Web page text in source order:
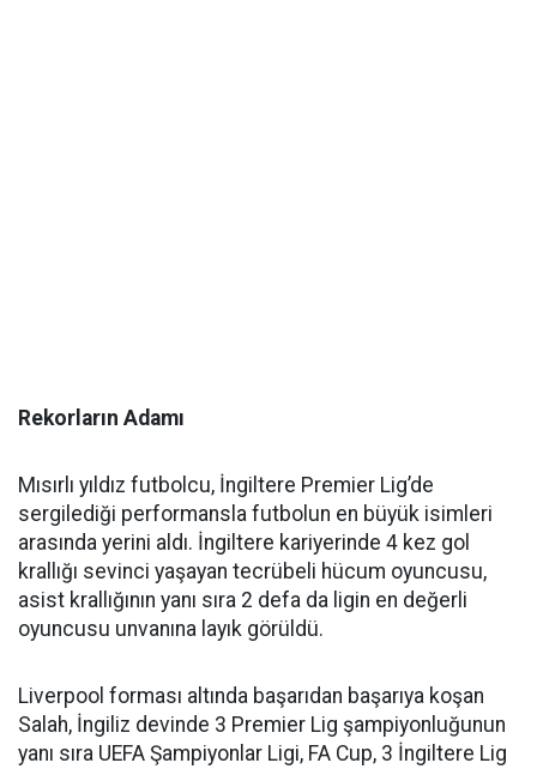
Rekorların Adamı
Mısırlı yıldız futbolcu, İngiltere Premier Lig’de
sergilediği performansla futbolun en büyük isimleri
arasında yerini aldı. İngiltere kariyerinde 4 kez gol
krallığı sevinci yaşayan tecrübeli hücum oyuncusu,
asist krallığının yanı sıra 2 defa da ligin en değerli
oyuncusu unvanına layık görüldü.
Liverpool forması altında başarıdan başarıya koşan
Salah, İngiliz devinde 3 Premier Lig şampiyonluğunun
yanı sıra UEFA Şampiyonlar Ligi, FA Cup, 3 İngiltere Lig